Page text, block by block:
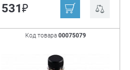
531₽
Код товара00075079